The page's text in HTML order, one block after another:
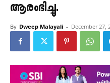
ആരംഭിച്ചു.
By Dweep Malayali - December 27,